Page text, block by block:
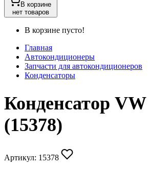
В корзине
нет товаров
В корзине пусто!
Главная
Автокондиционеры
Запчасти для автокондиционеров
Конденсаторы
Конденсатор
(15378)
Артикул: 15378